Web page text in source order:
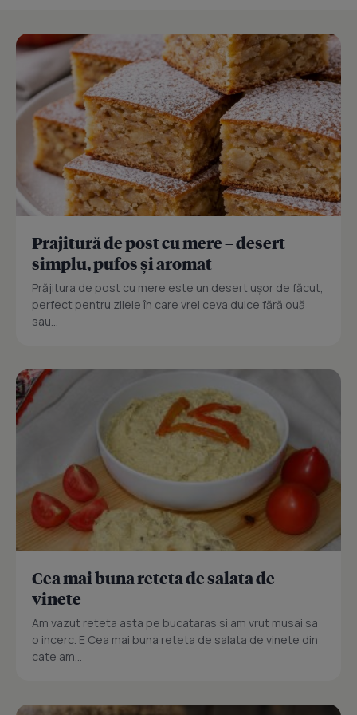
Prajitură de post cu mere – desert
simplu, pufos și aromat
Prăjitura de post cu mere este un desert ușor de făcut,
perfect pentru zilele în care vrei ceva dulce fără ouă
sau...
Cea mai buna reteta de salata de
vinete
Am vazut reteta asta pe bucataras si am vrut musai sa
o incerc. E Cea mai buna reteta de salata de vinete din
cate am...